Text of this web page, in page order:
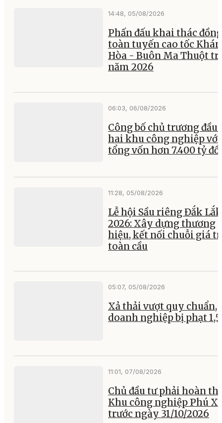
14:48, 05/08/2026
Phấn đấu khai thác
toàn tuyến cao tốc
Hòa - Buôn Ma Thuột
năm 2026
06:03, 06/08/2026
Công bố chủ trương đầu
hai khu công nghiệp với
tổng vốn hơn 7.400 tỷ
11:28, 05/08/2026
Lễ hội Sầu riêng Đắk Lắk
2026: Xây dựng thương
hiệu, kết nối chuỗi giá
toàn cầu
05:07, 05/08/2026
Xả thải vượt quy chuẩn,
doanh nghiệp bị phạt
11:01, 07/08/2026
Chủ đầu tư phải hoàn
Khu công nghiệp Phú
trước ngày 31/10/2026